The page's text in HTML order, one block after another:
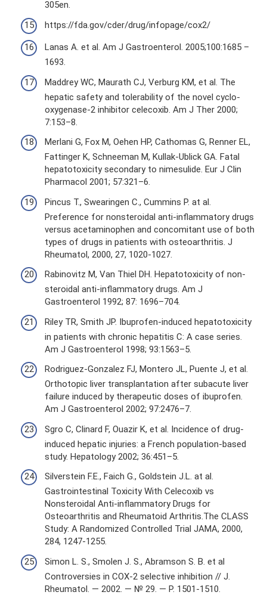
305en.
https://fda.gov/cder/drug/infopage/cox2/
Lanas A. et al. Am J Gastroenterol. 2005;100:1685 –
1693.
Maddrey WC, Maurath CJ, Verburg KM, et al. The
hepatic safety and tolerability of the novel cyclo-
oxygenase-2 inhibitor celecoxib. Am J Ther 2000;
7:153–8.
Merlani G, Fox M, Oehen HP, Cathomas G, Renner EL,
Fattinger K, Schneeman M, Kullak-Ublick GA. Fatal
hepatotoxicity secondary to nimesulide. Eur J Clin
Pharmacol 2001; 57:321–6.
Pincus T., Swearingen C., Cummins P. at al.
Preference for nonsteroidal anti-inflammatory drugs
versus acetaminophen and concomitant use of both
types of drugs in patients with osteoarthritis. J
Rheumatol, 2000, 27, 1020-1027.
Rabinovitz M, Van Thiel DH. Hepatotoxicity of non-
steroidal anti-inflammatory drugs. Am J
Gastroenterol 1992; 87: 1696–704.
Riley TR, Smith JP. Ibuprofen-induced hepatotoxicity
in patients with chronic hepatitis C: A case series.
Am J Gastroenterol 1998; 93:1563–5.
Rodriguez-Gonzalez FJ, Montero JL, Puente J, et al.
Orthotopic liver transplantation after subacute liver
failure induced by therapeutic doses of ibuprofen.
Am J Gastroenterol 2002; 97:2476–7.
Sgro C, Clinard F, Ouazir K, et al. Incidence of drug-
induced hepatic injuries: a French population-based
study. Hepatology 2002; 36:451–5.
Silverstein F.E., Faich G., Goldstein J.L. at al.
Gastrointestinal Toxicity With Celecoxib vs
Nonsteroidal Anti-inflammatory Drugs for
Osteoarthritis and Rheumatoid Arthritis.The CLASS
Study: A Randomized Controlled Trial JAMA, 2000,
284, 1247-1255.
Simon L. S., Smolen J. S., Abramson S. B. et al
Controversies in COX-2 selective inhibition // J.
Rheumatol. — 2002. — № 29. — P. 1501-1510.